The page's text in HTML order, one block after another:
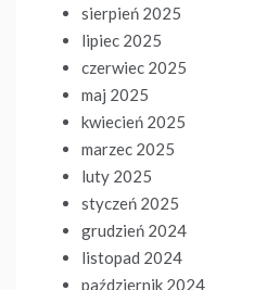
sierpień 2025
lipiec 2025
czerwiec 2025
maj 2025
kwiecień 2025
marzec 2025
luty 2025
styczeń 2025
grudzień 2024
listopad 2024
październik 2024